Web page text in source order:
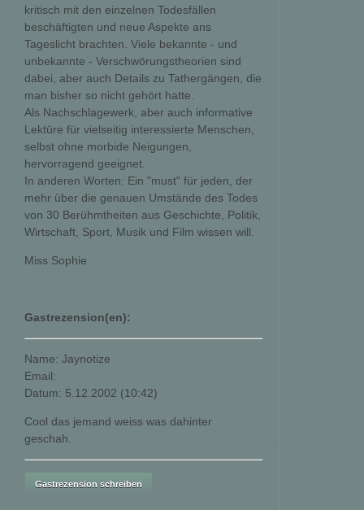
kritisch mit den einzelnen Todesfällen
beschäftigten und neue Aspekte ans
Tageslicht brachten. Viele bekannte - und
unbekannte - Verschwörungstheorien sind
dabei, aber auch Details zu Tathergängen, die
man bisher so nicht gehört hatte.
Als Nachschlagewerk, aber auch informative
Lektüre für vielseitig interessierte Menschen,
selbst ohne morbide Neigungen,
hervorragend geeignet.
In anderen Worten: Ein "must" für jeden, der
mehr über die genauen Umstände des Todes
von 30 Berühmtheiten aus Geschichte, Politik,
Wirtschaft, Sport, Musik und Film wissen will.
Miss Sophie
Gastrezension(en):
Name: Jaynotize
Email:
Datum: 5.12.2002 (10:42)
Cool das jemand weiss was dahinter
geschah.